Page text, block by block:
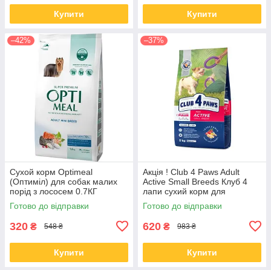
Купити Купити
–42%
Сухой корм Optimeal
(Оптиміл) для собак малих
порід з лососем 0.7КГ
Готово до відправки
320 ₴ 548 ₴
Купити
–37%
Акція ! Club 4 Paws Adult
Active Small Breeds Клуб 4
лапи сухий корм для
активних собак малих порід,
5 кг
Готово до відправки
620 ₴ 983 ₴
Купити